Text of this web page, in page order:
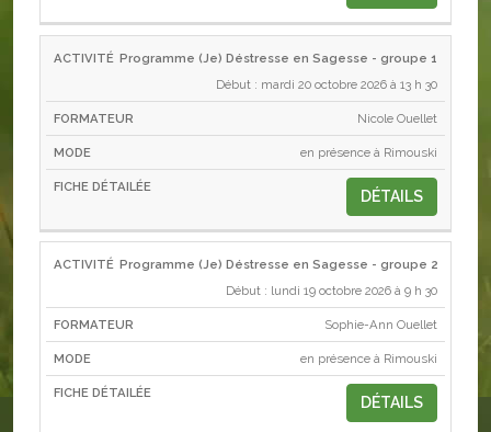
Programme (Je) Déstresse en Sagesse - groupe 1
Début : mardi 20 octobre 2026 à 13 h 30
Nicole Ouellet
en présence à Rimouski
DÉTAILS
Programme (Je) Déstresse en Sagesse - groupe 2
Début : lundi 19 octobre 2026 à 9 h 30
Sophie-Ann Ouellet
en présence à Rimouski
DÉTAILS